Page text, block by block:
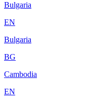
Bulgaria
EN
Bulgaria
BG
Cambodia
EN